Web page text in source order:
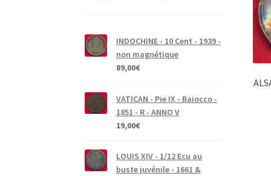
INDOCHINE - 10 Cent - 1939 -
non magnétique
89,00€
VATICAN - Pie IX - Baiocco -
1851 - R - ANNO V
19,00€
LOUIS XIV - 1/12 Ecu au
buste juvénile - 1661 &